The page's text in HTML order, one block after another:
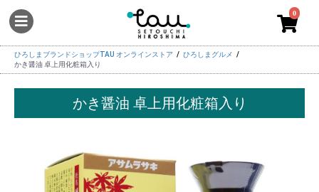
0
ひろしまブランドショップTAU オンラインストア
ひろしまグルメ
かき醤油 卓上用化粧箱入り
かき醤油 卓上用化粧箱入り